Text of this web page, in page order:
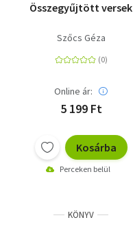
Összegyűjtött versek
Szőcs Géza
Online ár:
5 199 Ft
Kosárba
Perceken belül
KÖNYV